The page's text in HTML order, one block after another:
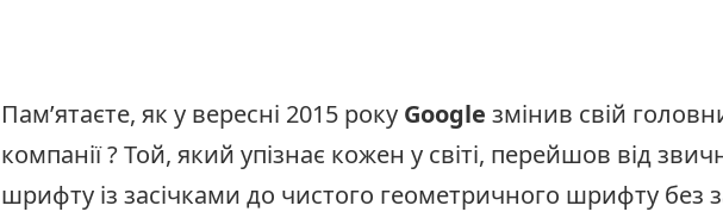
Пам’ятаєте, як у вересні 2015 року Google змінив свій
компанії ? Той, який упізнає кожен у світі, перейшов від
шрифту із засічками до чистого геометричного шрифту без